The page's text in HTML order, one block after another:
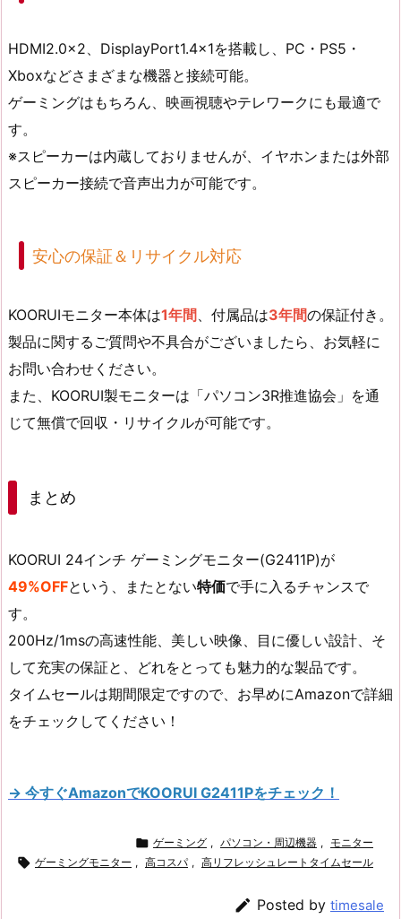
HDMI2.0×2、DisplayPort1.4×1を搭載し、PC・PS5・
Xboxなどさまざまな機器と接続可能。
ゲーミングはもちろん、映画視聴やテレワークにも最適で
す。
※スピーカーは内蔵しておりませんが、イヤホンまたは外部
スピーカー接続で音声出力が可能です。
安心の保証＆リサイクル対応
KOORUIモニター本体は1年間 、付属品は3年間の保証付き。
製品に関するご質問や不具合がございましたら、お気軽に
お問い合わせください。
また、KOORUI製モニターは「パソコン3R推進協会」を通
じて無償で回収・リサイクルが可能です。
まとめ
KOORUI 24インチ ゲーミングモニター(G2411P)が
49%OFFという、またとない特価で手に入るチャンスで
す。
200Hz/1msの高速性能、美しい映像、目に優しい設計、そ
して充実の保証と、どれをとっても魅力的な製品です。
タイムセールは期間限定ですので、お早めにAmazonで詳細
をチェックしてください！
→ 今すぐAmazonでKOORUI G2411Pをチェック！
 ゲーミング , パソコン・周辺機器 , モニター
 ゲーミングモニター , 高コスパ , 高リフレッシュレートタイムセール
 Posted by timesale